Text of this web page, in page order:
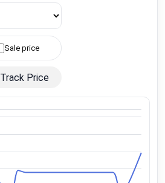
Sale price
Track Price